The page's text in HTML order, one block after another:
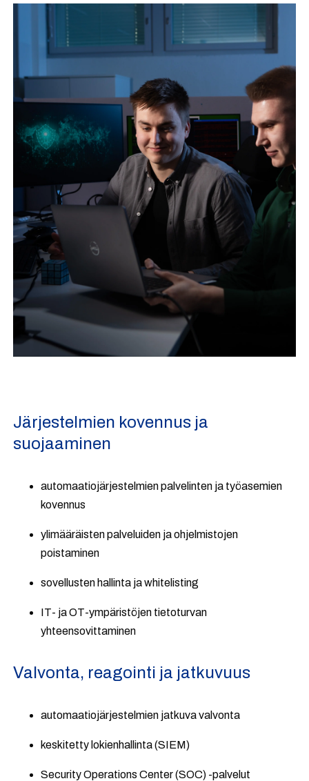
Järjestelmien kovennus ja
suojaaminen
automaatiojärjestelmien palvelinten ja työasemien
kovennus
ylimääräisten palveluiden ja ohjelmistojen
poistaminen
sovellusten hallinta ja whitelisting
IT- ja OT-ympäristöjen tietoturvan
yhteensovittaminen
Valvonta, reagointi ja jatkuvuus
automaatiojärjestelmien jatkuva valvonta
keskitetty lokienhallinta (SIEM)
Security Operations Center (SOC) -palvelut